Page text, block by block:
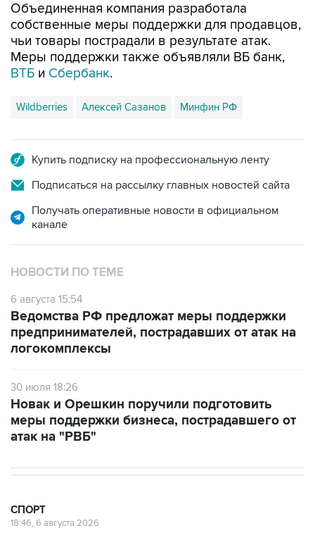
Объединенная компания разработала
собственные меры поддержки для продавцов,
чьи товары пострадали в результате атак.
Меры поддержки также объявляли ВБ банк,
ВТБ и Сбербанк.
Wildberries Алексей Сазанов Минфин РФ
Купить подписку на профессиональную ленту
Подписаться на рассылку главных новостей сайта
Получать оперативные новости в официальном
канале
НОВОСТИ ПО ТЕМЕ
6 августа 15:54
Ведомства РФ предложат меры поддержки
предпринимателей, пострадавших от атак на
логокомплексы
30 июля 18:26
Новак и Орешкин поручили подготовить
меры поддержки бизнеса, пострадавшего от
атак на "РВБ"
СПОРТ
18:46, 6 августа 2026